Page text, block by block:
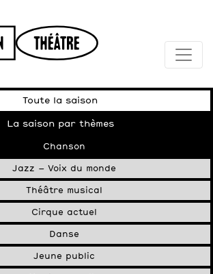
Toute la saison
La saison par thèmes
Chanson
Jazz – Voix du monde
Théâtre musical
Cirque actuel
Danse
Jeune public